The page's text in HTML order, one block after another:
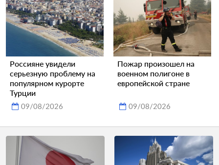
Россияне увидели
серьезную проблему на
популярном курорте
Турции
09/08/2026
Пожар произошел на
военном полигоне в
европейской стране
09/08/2026